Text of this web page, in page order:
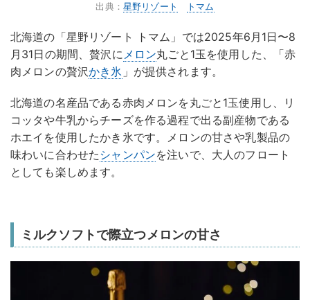
出典： 星野リゾート トマム
北海道の「星野リゾート トマム」では2025年6月1日〜8
月31日の期間、贅沢にメロン丸ごと1玉を使用した、「赤
肉メロンの贅沢かき氷 」が提供されます。
北海道の名産品である赤肉メロンを丸ごと1玉使用し、リ
コッタや牛乳からチーズを作る過程で出る副産物である
ホエイを使用したかき氷です。メロンの甘さや乳製品の
味わいに合わせた シャンパンを注いで、大人のフロート
としても楽しめます。
ミルクソフトで際立つメロンの甘さ